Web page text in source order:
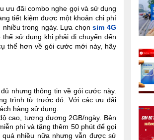
ưu đãi combo nghe gọi và sử dụng
tiết kiệm được một khoản chi phí
nhiều trong ngày. Lựa chọnsim 4G
sử dụng khi phải di chuyển đến
thể hơn về gói cước mới này, hãy
nhưng thông tin về gói cước này.
trình từ trước đó. Với các ưu đãi
hàng sử dụng.
cao, tương đương 2GB/ngày. Bên
phí và tặng thêm 50 phút để gọi
nhiều nữa nhưng vẫn được sử